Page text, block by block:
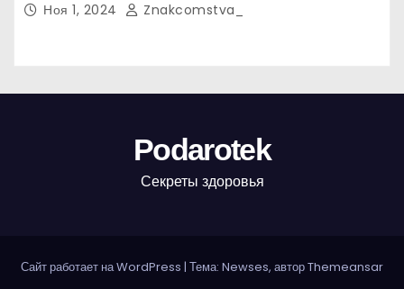
Ноя 1, 2024 Znakcomstva_
Podarotek
Секреты здоровья
Сайт работает на WordPress | Тема: Newses, авторThemeansar